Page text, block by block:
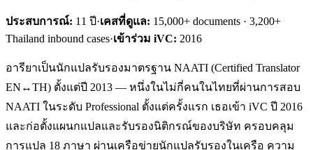
ประสบการณ์: 11 ปี·เคสที่ดูแล: 15,000+ documents · 3,200+
Thailand inbound cases·เข้าร่วม iVC: 2016
อารียาเป็นนักแปลรับรองมาตรฐาน NAATI (Certified Translator
EN↔TH) ตั้งแต่ปี 2013 — หนึ่งในไม่กี่คนในไทยที่ผ่านการสอบ
NAATI ในระดับ Professional ตั้งแต่ครั้งแรก เธอเข้า iVC ปี 2016
และก่อตั้งแผนกแปลและรับรองนิติกรณ์ของบริษัท ครอบคลุม
การแปล 18 ภาษา ผ่านเครือข่ายนักแปลรับรองในเครือ ความ